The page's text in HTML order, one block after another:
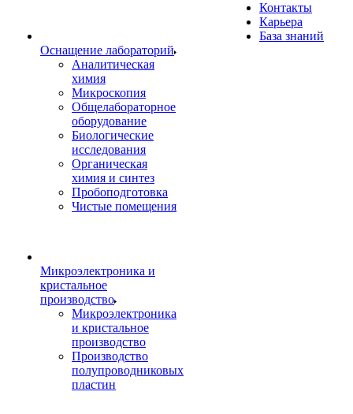
Оснащение лабораторий
Аналитическая
химия
Микроскопия
Общелабораторное
оборудование
Биологические
исследования
Органическая
химия и синтез
Пробоподготовка
Чистые помещения
Микроэлектроника и
кристальное
производство
Микроэлектроника
и кристальное
производство
Производство
полупроводниковых
пластин
Контакты
Карьера
База знаний